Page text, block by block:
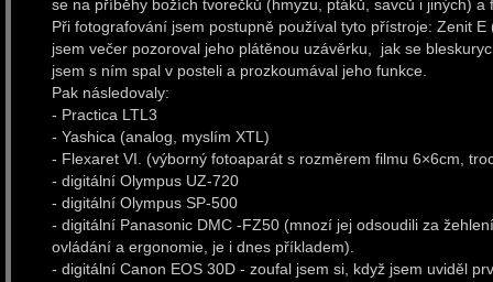
se na příběhy božích tvorečků (hmyzu, ptáků, savců i jiných) a
Při fotografování jsem postupně používal tyto přístroje: Zenit
jsem večer pozoroval jeho plátěnou uzávěrku, jak se
jsem s ním spal v posteli a prozkoumával jeho funkce.
Pak následovaly:
- Practica LTL3
- Yashica (analog, myslím XTL)
- Flexaret VI. (výborný fotoaparát s rozměrem filmu 6×6cm,
- digitální Olympus UZ-720
- digitální Olympus SP-500
- digitální Panasonic DMC -FZ50 (mnozí jej odsoudili za
ovládání a ergonomie, je i dnes příkladem).
- digitální Canon EOS 30D - zoufal jsem si, když jsem uviděl